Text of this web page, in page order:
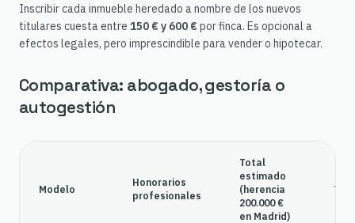
Inscribir cada inmueble heredado a nombre de los nuevos
titulares cuesta entre 150 € y 600 €por finca. Es opcional a
efectos legales, pero imprescindible para vender o hipotecar.
Comparativa: abogado, gestoría o
autogestión
Modelo
Honorarios
profesionales
Total
estimado
(herencia
200.000 €
en Madrid)